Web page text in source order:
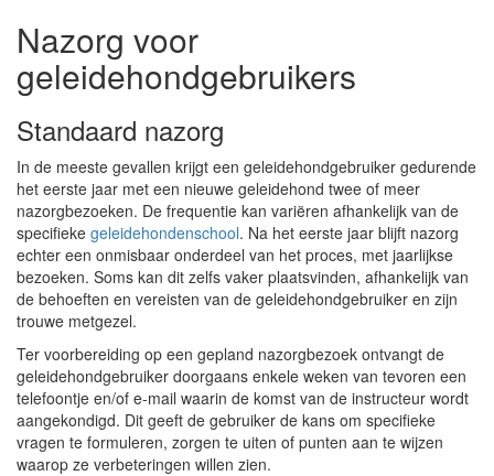
Nazorg voor
geleidehondgebruikers
Standaard nazorg
In de meeste gevallen krijgt een geleidehondgebruiker gedurende
het eerste jaar met een nieuwe geleidehond twee of meer
nazorgbezoeken. De frequentie kan variëren afhankelijk van de
specifieke geleidehondenschool. Na het eerste jaar blijft nazorg
echter een onmisbaar onderdeel van het proces, met jaarlijkse
bezoeken. Soms kan dit zelfs vaker plaatsvinden, afhankelijk van
de behoeften en vereisten van de geleidehondgebruiker en zijn
trouwe metgezel.
Ter voorbereiding op een gepland nazorgbezoek ontvangt de
geleidehondgebruiker doorgaans enkele weken van tevoren een
telefoontje en/of e-mail waarin de komst van de instructeur wordt
aangekondigd. Dit geeft de gebruiker de kans om specifieke
vragen te formuleren, zorgen te uiten of punten aan te wijzen
waarop ze verbeteringen willen zien.